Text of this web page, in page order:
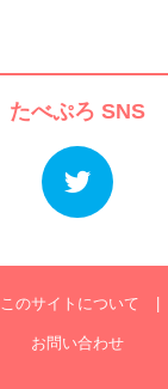
たべぷろ SNS
このサイトについて
お問い合わせ